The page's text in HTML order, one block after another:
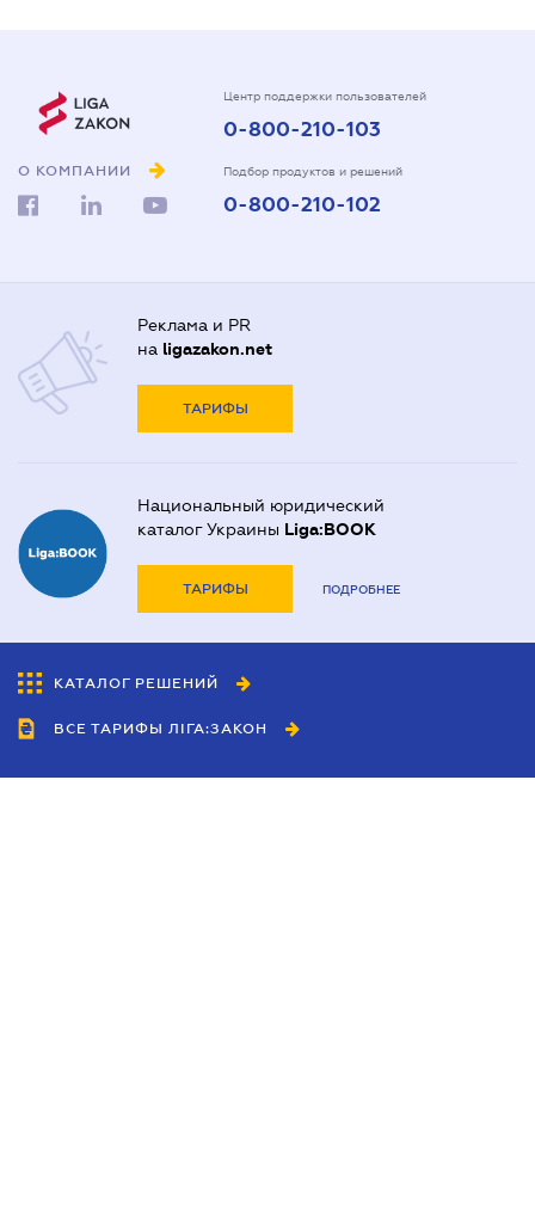
О КОМПАНИИ
Центр поддержки пользователей
0-800-210-103
Подбор продуктов и решений
0-800-210-102
Реклама и PR
на ligazakon.net
ТАРИФЫ
Национальный юридический
каталог Украины Liga:BOOK
ТАРИФЫ ПОДРОБНЕЕ
КАТАЛОГ РЕШЕНИЙ
ВСЕ ТАРИФЫ ЛІГА:ЗАКОН